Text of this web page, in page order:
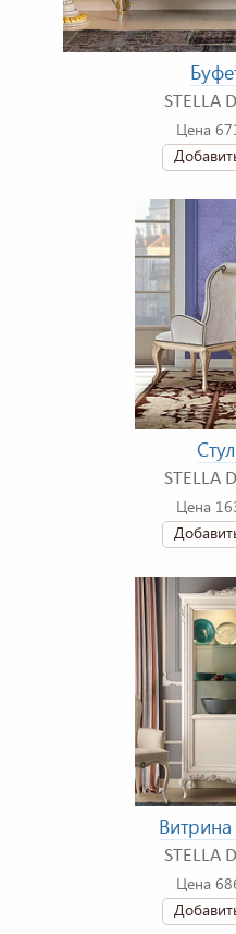
STELLA
Цена
STELLA
Цена
Витрина
STELLA
Цена